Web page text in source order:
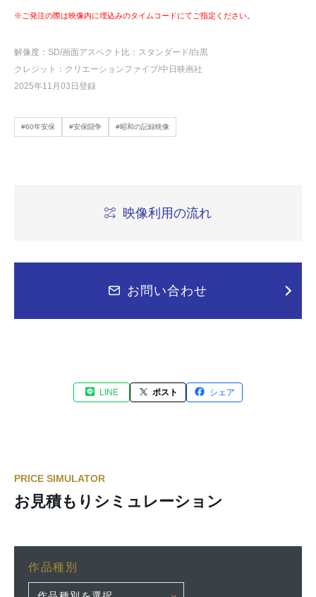
※ご発注の際は映像内に埋込みのタイムコードにてご指定ください。
解像度：SD/画面アスペクト比：スタンダード/白黒
クレジット：クリエーションファイブ/中日映画社
2025年11月03日登録
#60年安保 #安保闘争 #昭和の記録映像
映像利用の流れ
お問い合わせ
LINE ポスト シェア
PRICE SIMULATOR
お見積もりシミュレーション
作品種別